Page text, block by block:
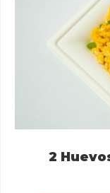
2